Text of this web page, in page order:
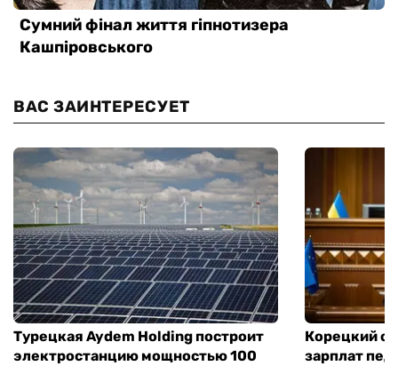
ВАС ЗАИНТЕРЕСУЕТ
Турецкая Aydem Holding построит
электростанцию мощностью 100
Корецкий
зарплат